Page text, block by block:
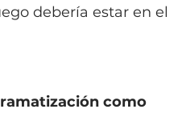
debería estar en el
como